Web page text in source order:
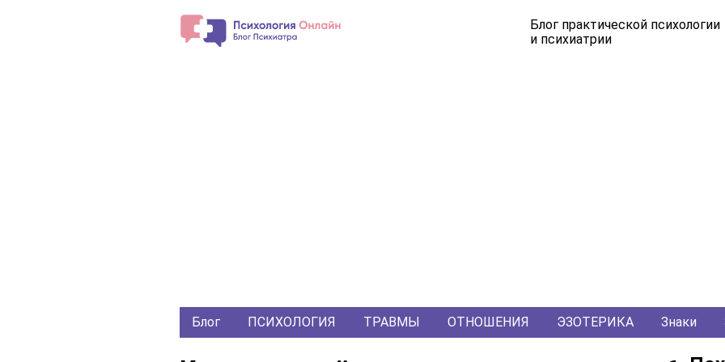
Блог практической психологии
и психиатрии
Блог ПСИХОЛОГИЯ ТРАВМЫ ОТНОШЕНИЯ ЭЗОТЕРИКА Знаки